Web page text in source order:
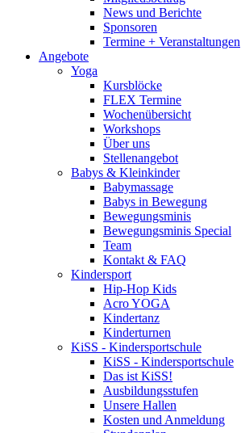
News und Berichte
Sponsoren
Termine + Veranstaltungen
Angebote
Yoga
Kursblöcke
FLEX Termine
Wochenübersicht
Workshops
Über uns
Stellenangebot
Babys & Kleinkinder
Babymassage
Babys in Bewegung
Bewegungsminis
Bewegungsminis Special
Team
Kontakt & FAQ
Kindersport
Hip-Hop Kids
Acro YOGA
Kindertanz
Kinderturnen
KiSS - Kindersportschule
KiSS - Kindersportschule
Das ist KiSS!
Ausbildungsstufen
Unsere Hallen
Kosten und Anmeldung